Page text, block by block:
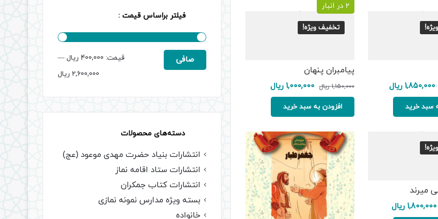
قیمت
اصلی:
2,200,000 ریال
بود.
1,850,000 ریالقیمت
سبد خرید
تخفیف ویژه!
2 در انبار
پیامبران پنهان
1,150,000 ریال قیمت
اصلی:
1,150,000 ریال
بود.
1,000,000 ریالقیمت
افزودن به سبد خرید
میرند
قیمت
اصلی:
1,800,000 ریالقیمت
فیلتر براساس قیمت :
حداقل
حداكثرصافی قيمت: 400,000 ریال
—
2,600,000 ریال
دسته‌های محصولات
انتشارات بنیاد حضرت مهدی موعود (عج)
انتشارات ستاد اقامه نماز
انتشارات کتاب جمکران
بسته ویژه مدارس نمونه نمازی
خانواده